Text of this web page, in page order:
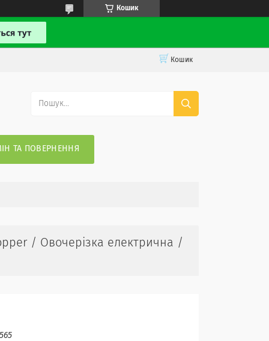
Кошик
Кошик
ТА ПОВЕРНЕННЯ
/ Овочерізка електрична /